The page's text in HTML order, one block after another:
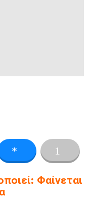
Φαίνεται